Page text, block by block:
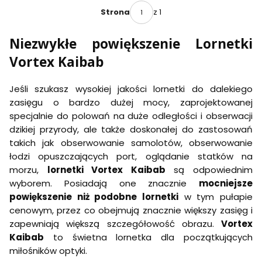
Strona z 1
Niezwykłe powiększenie Lornetki
Vortex Kaibab
Jeśli szukasz wysokiej jakości lornetki do dalekiego
zasięgu o bardzo dużej mocy, zaprojektowanej
specjalnie do polowań na duże odległości i obserwacji
dzikiej przyrody, ale także doskonałej do zastosowań
takich jak obserwowanie samolotów, obserwowanie
łodzi opuszczających port, oglądanie statków na
morzu, lornetki Vortex Kaibab są odpowiednim
wyborem. Posiadają one znacznie mocniejsze
powiększenie niż podobne lornetki w tym pułapie
cenowym, przez co obejmują znacznie większy zasięg i
zapewniają większą szczegółowość obrazu. Vortex
Kaibab to świetna lornetka dla początkujących
miłośników optyki.